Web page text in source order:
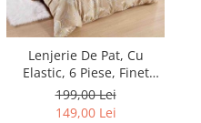
Lenjerie De Pat, Cu
Elastic, 6 Piese, Finet
Premium - LPBF6PE48
199,00 Lei
149,00 Lei